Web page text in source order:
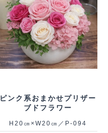
ピンク系おまかせプリザー
ブドフラワー
H20㎝×W20㎝／P‐094